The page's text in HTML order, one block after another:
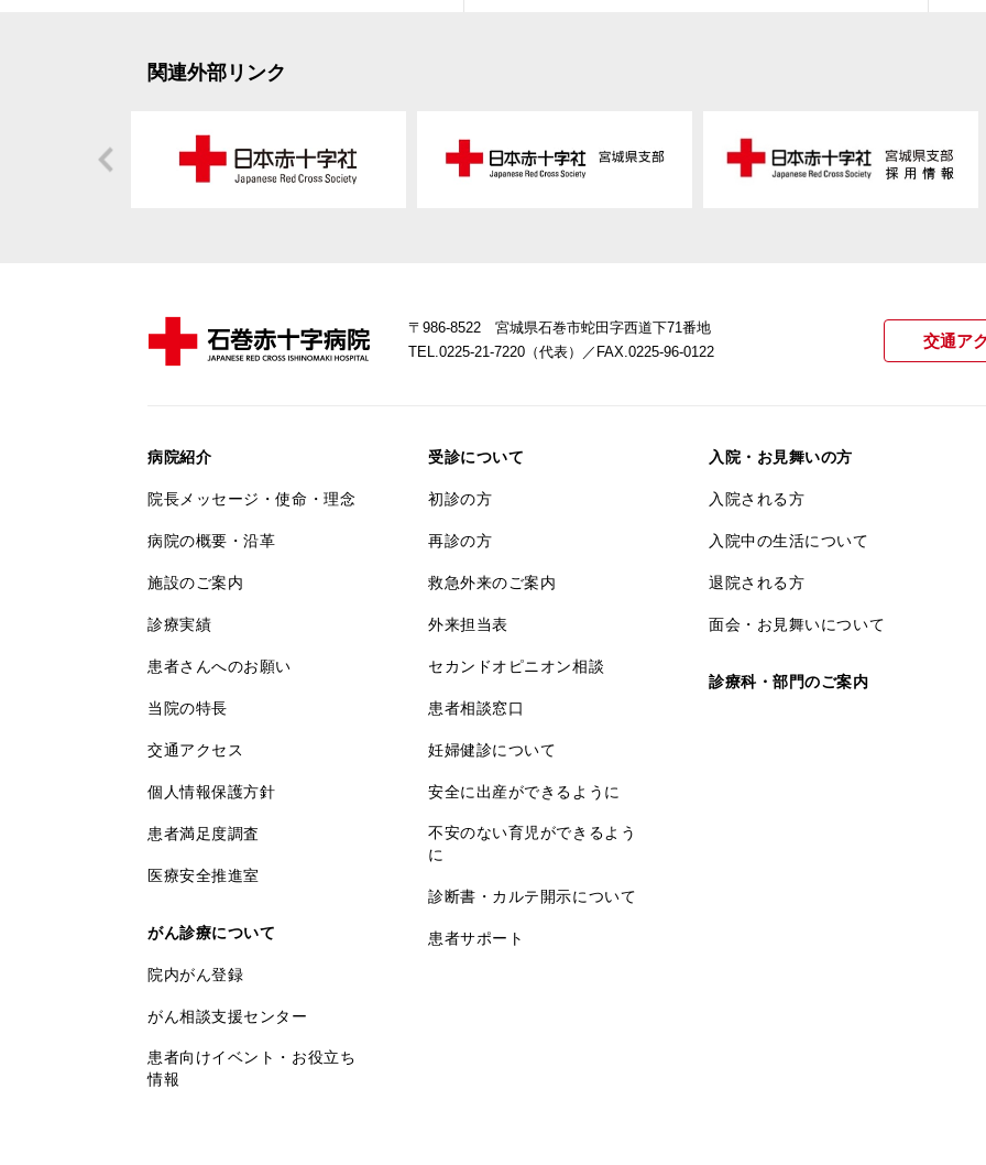
関連外部リンク
〒986-8522 宮城県石巻市蛇田字西道下71番地
TEL.0225-21-7220（代表）
／FAX.0225-96-0122
交通ア
病院紹介
院長メッセージ・使命・理念
病院の概要・沿革
施設のご案内
診療実績
患者さんへのお願い
当院の特長
交通アクセス
個人情報保護方針
患者満足度調査
医療安全推進室
がん診療について
院内がん登録
がん相談支援センター
患者向けイベント・お役立ち
情報
受診について
初診の方
再診の方
救急外来のご案内
外来担当表
セカンドオピニオン相談
患者相談窓口
妊婦健診について
安全に出産ができるように
不安のない育児ができるよう
に
診断書・カルテ開示について
患者サポート
入院・お見舞いの方
入院される方
入院中の生活について
退院される方
面会・お見舞いについて
診療科・部門のご案内